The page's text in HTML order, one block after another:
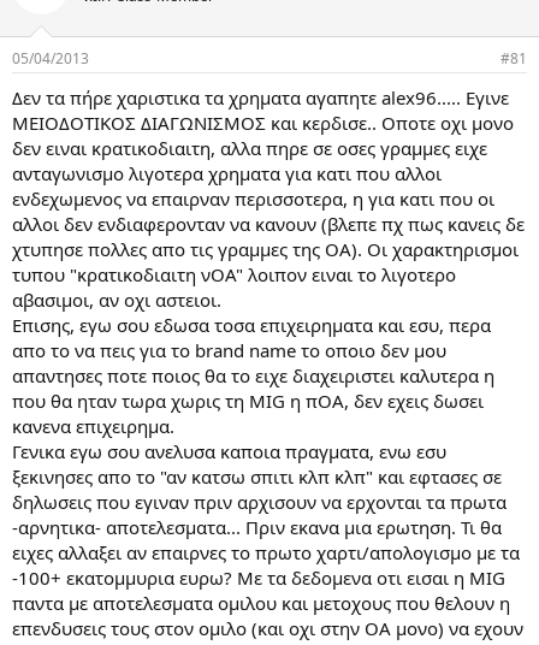
s
t
r
t
e
r
η
α
δ
η
μ
ι
υ
ρ
γ
ί
α
ς
05/04/2013 #81
Δεν τα πήρε χαριστικα τα χρηματα αγαπητε alex96..... Εγινε
ΜΕΙΟΔΟΤΙΚΟΣ ΔΙΑΓΩΝΙΣΜΟΣ και κερδισε.. Οποτε οχι μονο
δεν ειναι κρατικοδιαιτη, αλλα πηρε σε οσες γραμμες ειχε
ανταγωνισμο λιγοτερα χρηματα για κατι που αλλοι
ενδεχωμενος να επαιρναν περισσοτερα, η για κατι που οι
αλλοι δεν ενδιαφερονταν να κανουν (βλεπε πχ πως κανεις δε
χτυπησε πολλες απο τις γραμμες της ΟΑ). Οι χαρακτηρισμοι
τυπου "κρατικοδιαιτη νΟΑ" λοιπον ειναι το λιγοτερο
αβασιμοι, αν οχι αστειοι.
Επισης, εγω σου εδωσα τοσα επιχειρηματα και εσυ, περα
απο το να πεις για το brand name το οποιο δεν μου
απαντησες ποτε ποιος θα το ειχε διαχειριστει καλυτερα η
που θα ηταν τωρα χωρις τη MIG η πΟΑ, δεν εχεις δωσει
κανενα επιχειρημα.
Γενικα εγω σου ανελυσα καποια πραγματα, ενω εσυ
ξεκινησες απο το "αν κατσω σπιτι κλπ κλπ" και εφτασες σε
δηλωσεις που εγιναν πριν αρχισουν να ερχονται τα πρωτα
-αρνητικα- αποτελεσματα... Πριν εκανα μια ερωτηση. Τι θα
ειχες αλλαξει αν επαιρνες το πρωτο χαρτι/απολογισμο με τα
-100+ εκατομμυρια ευρω? Με τα δεδομενα οτι εισαι η MIG
παντα με αποτελεσματα ομιλου και μετοχους που θελουν η
επενδυσεις τους στον ομιλο (και οχι στην ΟΑ μονο) να εχουν